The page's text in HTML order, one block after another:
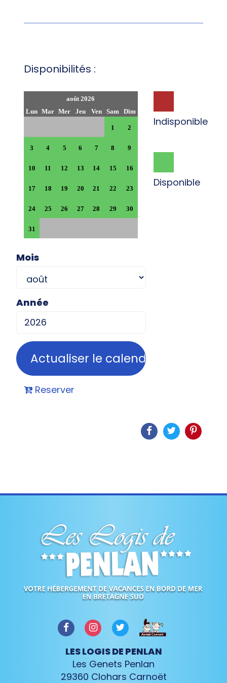
Disponibilités :
août 2026
Lun Mar Mer Jeu Ven Sam Dim
1 2
3 4 5 6 7 8 9
10 11 12 13 14 15 16
17 18 19 20 21 22 23
24 25 26 27 28 29 30
31
Mois
Année
Indisponible
Disponible
Reserver
LES LOGIS DE PENLAN
Les Genets Penlan
29360 Clohars Carnoët